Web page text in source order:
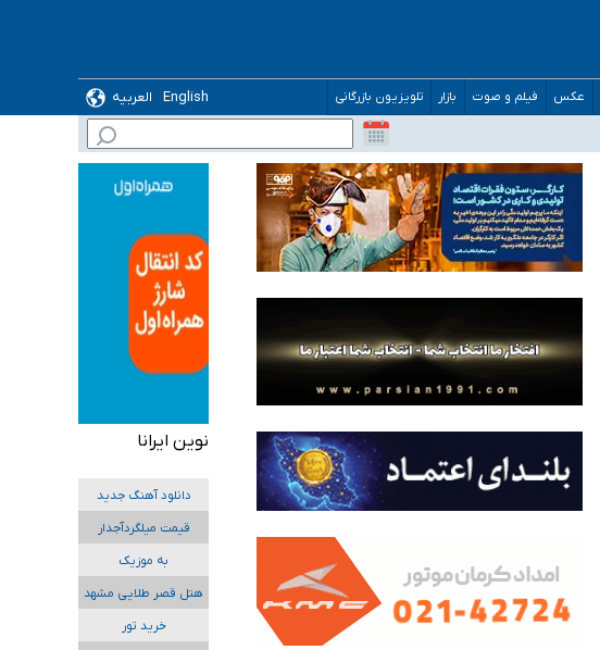
عکس فیلم و صوت بازار تلویزیون بازرگانی English
العربیه
نوین ایرانا
دانلود آهنگ جدید
قیمت میلگردآجدار
به موزیک
هتل قصر طلایی مشهد
خرید تور